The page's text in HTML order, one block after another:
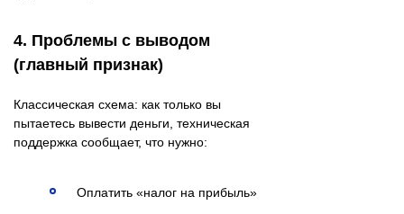
4. Проблемы с выводом
(главный признак)
Классическая схема: как только вы
пытаетесь вывести деньги, техническая
поддержка сообщает, что нужно:
Оплатить «налог на прибыль»